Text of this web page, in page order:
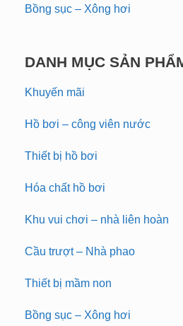
Bồng sục – Xông hơi
DANH MỤC SẢN
Khuyến mãi
Hồ bơi – công viên nước
Thiết bị hồ bơi
Hóa chất hồ bơi
Khu vui chơi – nhà liên hoàn
Cầu trượt – Nhà phao
Thiết bị mầm non
Bồng sục – Xông hơi